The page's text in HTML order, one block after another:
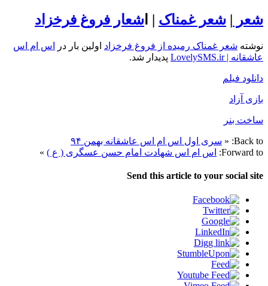
شعر شعر غمناک شعار فروغ فرخزاد
نوشته شعر غمناک رمیده از فروغ فرخزاد اولین بار در
اس ام اس
عاشقانه | LovelySMS.ir
پدیدار شد.
دانلود فیلم
بازی آزاد
ساخت بنر
Back to:
« سری اول اس ام اس عاشقانه بهمن ۹۴
Forward to:
اس ام اس شهادت امام حسن عسگری ( ع ) »
Send this article to your social site